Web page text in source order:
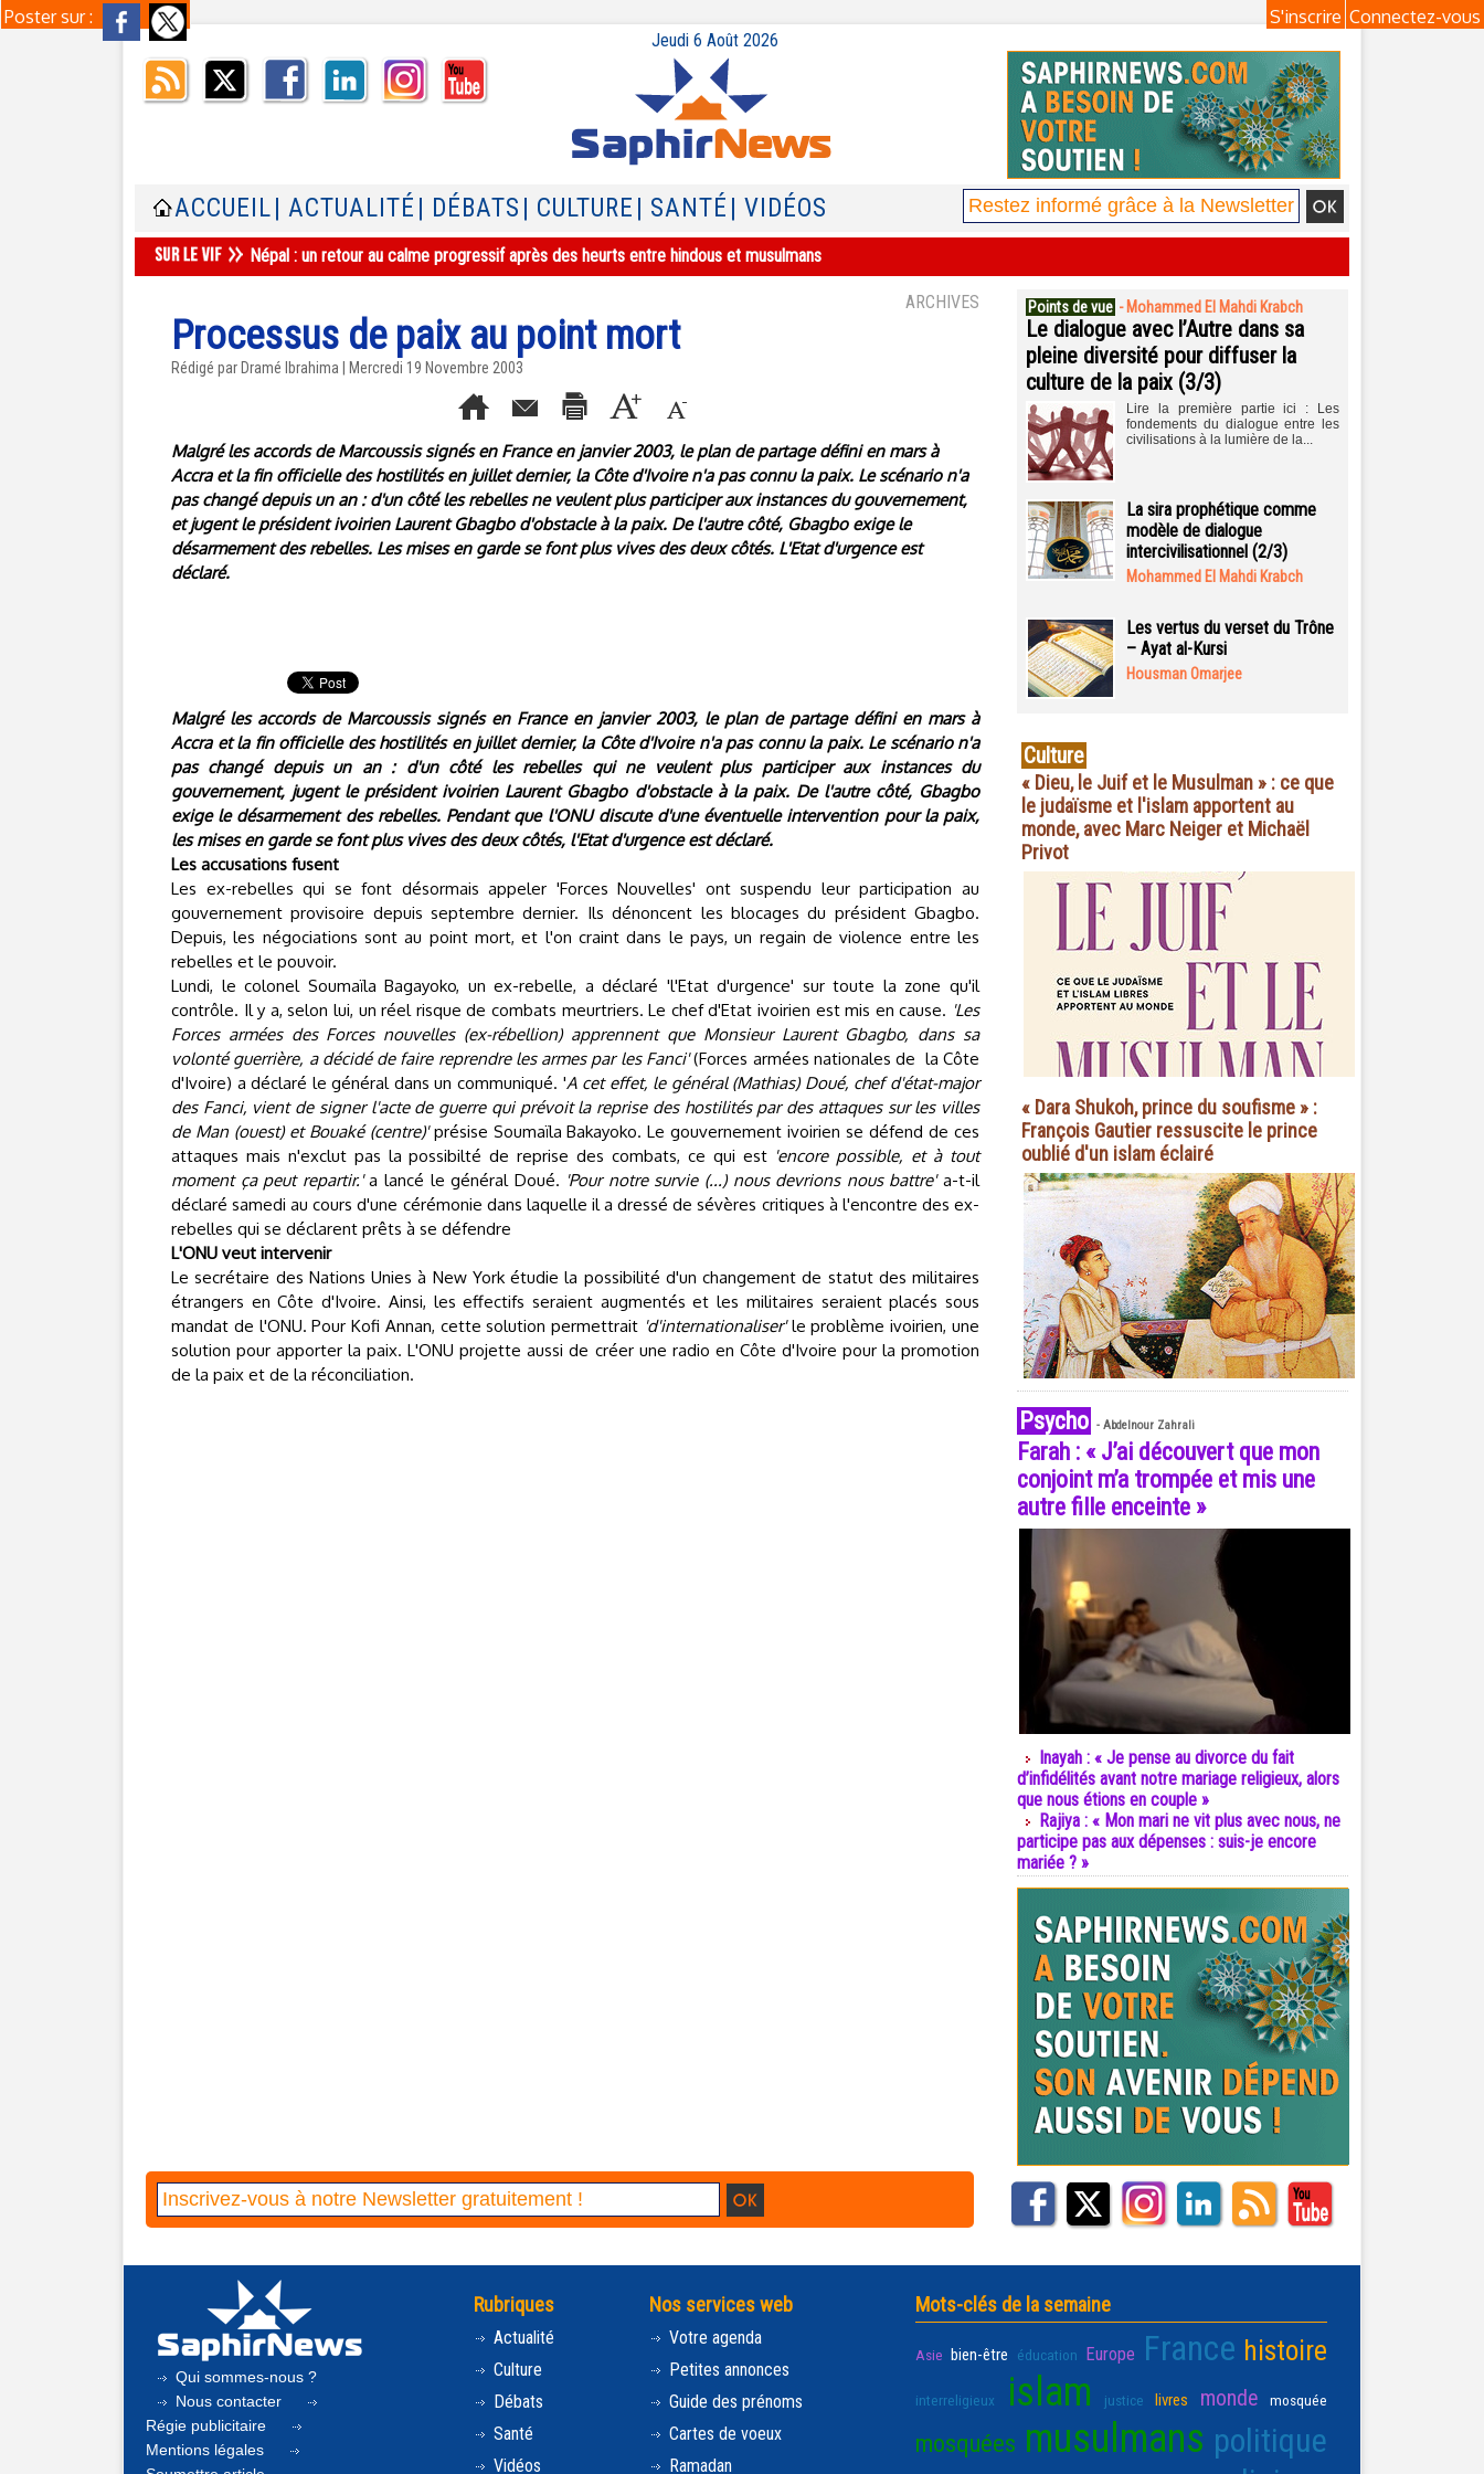
Poster sur : Connectez-vous
S'inscrire
Jeudi 6 Août 2026
ACCUEIL | ACTUALITÉ | DÉBATS | CULTURE | SANTÉ | VIDÉOS
Népal : un retour au calme progressif après des heurts entre hindous et musulmans
ARCHIVES
Processus de paix au point mort
Rédigé par Dramé Ibrahima | Mercredi 19 Novembre 2003
Malgré les accords de Marcoussis signés en France en janvier 2003, le plan de partage défini en mars à
Accra et la fin officielle des hostilités en juillet dernier, la Côte d'Ivoire n'a pas connu la paix. Le scénario n'a
pas changé depuis un an : d'un côté les rebelles ne veulent plus participer aux instances du gouvernement,
et jugent le président ivoirien Laurent Gbagbo d'obstacle à la paix. De l'autre côté, Gbagbo exige le
désarmement des rebelles. Les mises en garde se font plus vives des deux côtés. L'Etat d'urgence est
déclaré.
Malgré les accords de Marcoussis signés en France en janvier 2003, le plan de partage défini en mars à
Accra et la fin officielle des hostilités en juillet dernier, la Côte d'Ivoire n'a pas connu la paix. Le scénario n'a
pas changé depuis un an : d'un côté les rebelles qui ne veulent plus participer aux instances du
gouvernement, jugent le président ivoirien Laurent Gbagbo d'obstacle à la paix. De l'autre côté, Gbagbo
exige le désarmement des rebelles. Pendant que l'ONU discute d'une éventuelle intervention pour la paix,
les mises en garde se font plus vives des deux côtés, l'Etat d'urgence est déclaré.
Les accusations fusent
Les ex-rebelles qui se font désormais appeler 'Forces Nouvelles' ont suspendu leur participation au
gouvernement provisoire depuis septembre dernier. Ils dénoncent les blocages du président Gbagbo.
Depuis, les négociations sont au point mort, et l'on craint dans le pays, un regain de violence entre les
rebelles et le pouvoir.
Lundi, le colonel Soumaïla Bagayoko, un ex-rebelle, a déclaré 'l'Etat d'urgence' sur toute la zone qu'il
contrôle. Il y a, selon lui, un réel risque de combats meurtriers. Le chef d'Etat ivoirien est mis en cause. 'Les
Forces armées des Forces nouvelles (ex-rébellion) apprennent que Monsieur Laurent Gbagbo, dans sa
volonté guerrière, a décidé de faire reprendre les armes par les Fanci'(Forces armées nationales de la Côte
d'Ivoire) a déclaré le général dans un communiqué. 'A cet effet, le général (Mathias) Doué, chef d'état-major
des Fanci, vient de signer l'acte de guerre qui prévoit la reprise des hostilités par des attaques sur les villes
de Man (ouest) et Bouaké (centre)'présise Soumaïla Bakayoko. Le gouvernement ivoirien se défend de ces
attaques mais n'exclut pas la possibilté de reprise des combats, ce qui est 'encore possible, et à tout
moment ça peut repartir.' a lancé le général Doué. 'Pour notre survie (...) nous devrions nous battre'a-t-il
déclaré samedi au cours d'une cérémonie dans laquelle il a dressé de sévères critiques à l'encontre des ex-
rebelles qui se déclarent prêts à se défendre
L'ONU veut intervenir
Le secrétaire des Nations Unies à New York étudie la possibilité d'un changement de statut des militaires
étrangers en Côte d'Ivoire. Ainsi, les effectifs seraient augmentés et les militaires seraient placés sous
mandat de l'ONU. Pour Kofi Annan, cette solution permettrait 'd'internationaliser'le problème ivoirien, une
solution pour apporter la paix. L'ONU projette aussi de créer une radio en Côte d'Ivoire pour la promotion
de la paix et de la réconciliation.
Points de vue - Mohammed El Mahdi Krabch
Le dialogue avec l’Autre dans sa
pleine diversité pour diffuser la
culture de la paix (3/3)
Lire la première partie ici : Les
fondements du dialogue entre les
civilisations à la lumière de la...
La sira prophétique comme
modèle de dialogue
intercivilisationnel (2/3)
Mohammed El Mahdi Krabch
Les vertus du verset du Trône
– Ayat al-Kursi
Housman Omarjee
Culture
« Dieu, le Juif et le Musulman » : ce que
le judaïsme et l'islam apportent au
monde, avec Marc Neiger et Michaël
Privot
« Dara Shukoh, prince du soufisme » :
François Gautier ressuscite le prince
oublié d'un islam éclairé
Psycho - Abdelnour Zahrali
Farah : « J’ai découvert que mon
conjoint m’a trompée et mis une
autre fille enceinte »
Inayah : « Je pense au divorce du fait
d’infidélités avant notre mariage religieux, alors
que nous étions en couple »
Rajiya : « Mon mari ne vit plus avec nous, ne
participe pas aux dépenses : suis-je encore
mariée ? »
Qui sommes-nous ?
Nous contacter
Régie publicitaire
Mentions légales
Rubriques
Actualité
Culture
Débats
Santé
Vidéos
Nos services web
Votre agenda
Petites annonces
Guide des prénoms
Cartes de voeux
Ramadan
Mots-clés de la semaine
Asie bien-être éducation Europe France histoire
interreligieux islam justice livres monde mosquée
mosquées musulmans politique